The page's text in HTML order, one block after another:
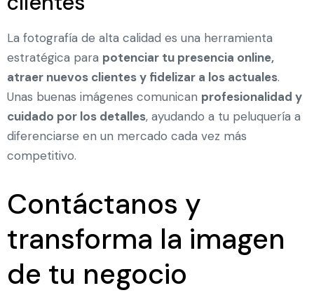
La fotografía de alta calidad es una herramienta
estratégica para potenciar tu presencia online,
atraer nuevos clientes y fidelizar a los actuales.
Unas buenas imágenes comunican profesionalidad y
cuidado por los detalles, ayudando a tu peluquería a
diferenciarse en un mercado cada vez más
competitivo.
Contáctanos y
transforma la imagen
de tu negocio